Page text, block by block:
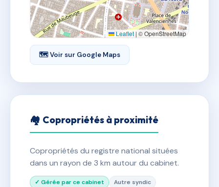
Leaflet | © OpenStreetMap
🗺 Voir sur Google Maps
🏘 Copropriétés à proximité
Copropriétés du registre national situées
dans un rayon de 3 km autour du cabinet.
✓ Gérée par ce cabinet Autre syndic